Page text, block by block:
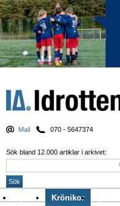
Mail 070 - 5647374
Sök bland 12.000 artiklar i arkivet:
Nyheter Krönikor Sport